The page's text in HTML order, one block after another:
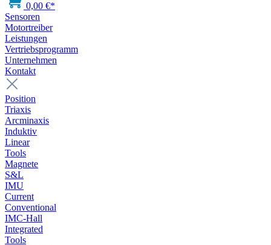
0,00 €*
Sensoren
Motortreiber
Leistungen
Vertriebsprogramm
Unternehmen
Kontakt
Position
Triaxis
Arcminaxis
Induktiv
Linear
Tools
Magnete
S&L
IMU
Current
Conventional
IMC-Hall
Integrated
Tools